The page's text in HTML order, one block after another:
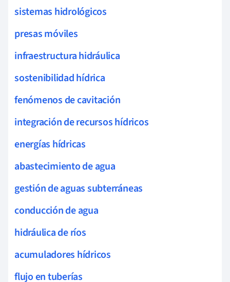
sistemas hidrológicos
presas móviles
infraestructura hidráulica
sostenibilidad hídrica
fenómenos de cavitación
integración de recursos hídricos
energías hídricas
abastecimiento de agua
gestión de aguas subterráneas
conducción de agua
hidráulica de ríos
acumuladores hídricos
flujo en tuberías